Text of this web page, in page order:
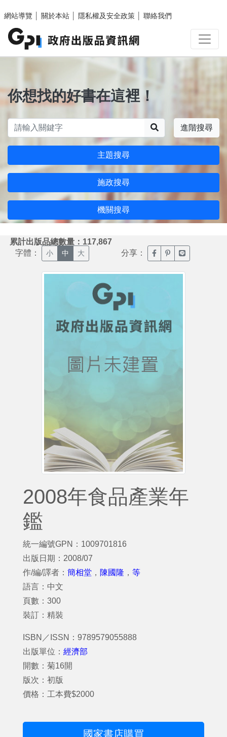
網站導覽
關於本站 隱私權及安全政策 聯絡我們
你想找的好書在這裡！
進階搜尋
主題搜尋
施政搜尋
機關搜尋
累計出版品總數量：117,867
字體： 小 中 大 分享： 臉書分享(另開新視窗)
噗浪分享(另開新
Line分享(另
2008年食品產業年
鑑
統一編號GPN：1009701816
出版日期：2008/07
作/編/譯者： 簡相堂 ， 陳國隆 ， 等
語言：中文
頁數：300
裝訂：精裝
ISBN／ISSN：9789579055888
出版單位： 經濟部
開數：菊16開
版次：初版
價格：工本費$2000
國家書店購買